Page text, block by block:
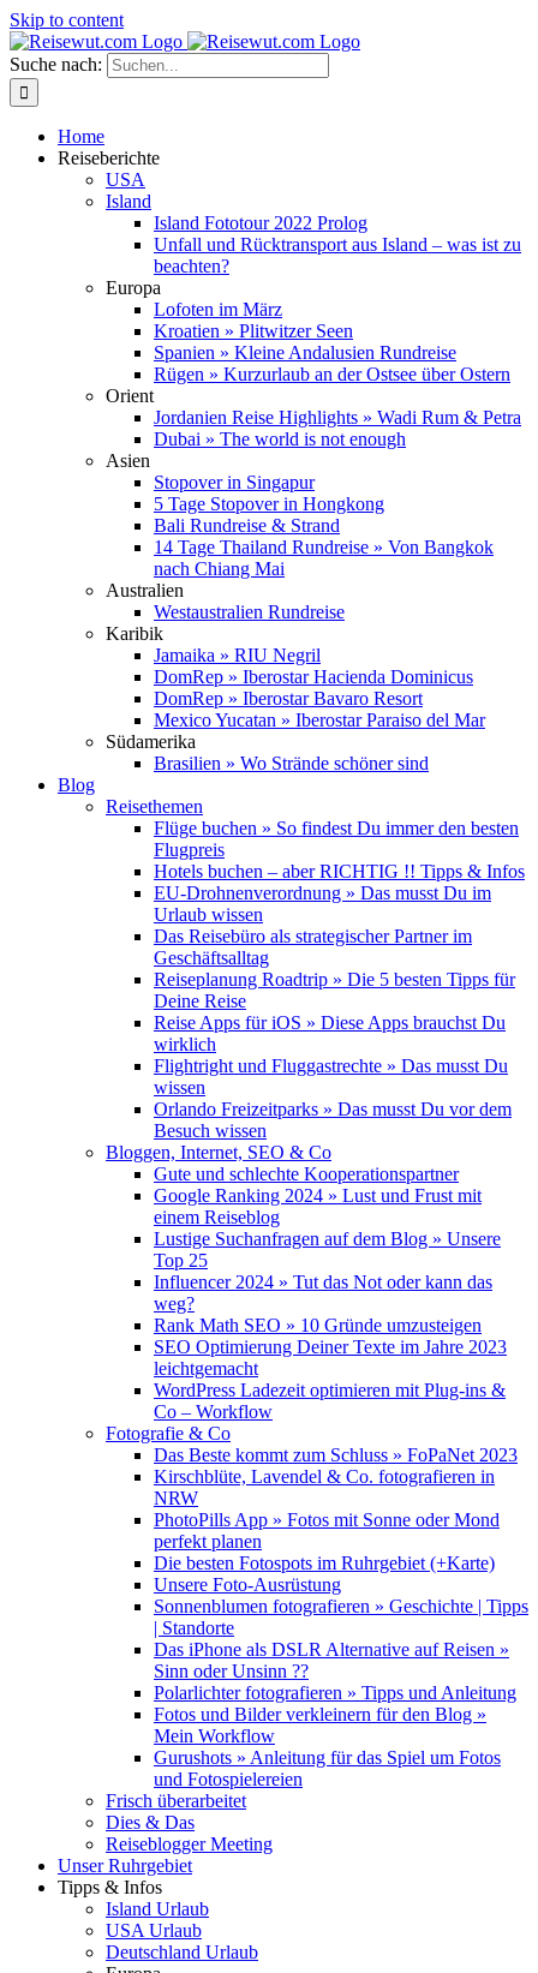
Skip to content
Suche nach:
Home
Reiseberichte
USA
Island
Island Fototour 2022 Prolog
Unfall und Rücktransport aus Island – was ist zu
beachten?
Europa
Lofoten im März
Kroatien » Plitwitzer Seen
Spanien » Kleine Andalusien Rundreise
Rügen » Kurzurlaub an der Ostsee über Ostern
Orient
Jordanien Reise Highlights » Wadi Rum & Petra
Dubai » The world is not enough
Asien
Stopover in Singapur
5 Tage Stopover in Hongkong
Bali Rundreise & Strand
14 Tage Thailand Rundreise » Von Bangkok
nach Chiang Mai
Australien
Westaustralien Rundreise
Karibik
Jamaika » RIU Negril
DomRep » Iberostar Hacienda Dominicus
DomRep » Iberostar Bavaro Resort
Mexico Yucatan » Iberostar Paraiso del Mar
Südamerika
Brasilien » Wo Strände schöner sind
Blog
Reisethemen
Flüge buchen » So findest Du immer den besten
Flugpreis
Hotels buchen – aber RICHTIG !! Tipps & Infos
EU-Drohnenverordnung » Das musst Du im
Urlaub wissen
Das Reisebüro als strategischer Partner im
Geschäftsalltag
Reiseplanung Roadtrip » Die 5 besten Tipps für
Deine Reise
Reise Apps für iOS » Diese Apps brauchst Du
wirklich
Flightright und Fluggastrechte » Das musst Du
wissen
Orlando Freizeitparks » Das musst Du vor dem
Besuch wissen
Bloggen, Internet, SEO & Co
Gute und schlechte Kooperationspartner
Google Ranking 2024 » Lust und Frust mit
einem Reiseblog
Lustige Suchanfragen auf dem Blog » Unsere
Top 25
Influencer 2024 » Tut das Not oder kann das
weg?
Rank Math SEO » 10 Gründe umzusteigen
SEO Optimierung Deiner Texte im Jahre 2023
leichtgemacht
WordPress Ladezeit optimieren mit Plug-ins &
Co – Workflow
Fotografie & Co
Das Beste kommt zum Schluss » FoPaNet 2023
Kirschblüte, Lavendel & Co. fotografieren in
NRW
PhotoPills App » Fotos mit Sonne oder Mond
perfekt planen
Die besten Fotospots im Ruhrgebiet (+Karte)
Unsere Foto-Ausrüstung
Sonnenblumen fotografieren » Geschichte | Tipps
| Standorte
Das iPhone als DSLR Alternative auf Reisen »
Sinn oder Unsinn ??
Polarlichter fotografieren » Tipps und Anleitung
Fotos und Bilder verkleinern für den Blog »
Mein Workflow
Gurushots » Anleitung für das Spiel um Fotos
und Fotospielereien
Frisch überarbeitet
Dies & Das
Reiseblogger Meeting
Unser Ruhrgebiet
Tipps & Infos
Island Urlaub
USA Urlaub
Deutschland Urlaub